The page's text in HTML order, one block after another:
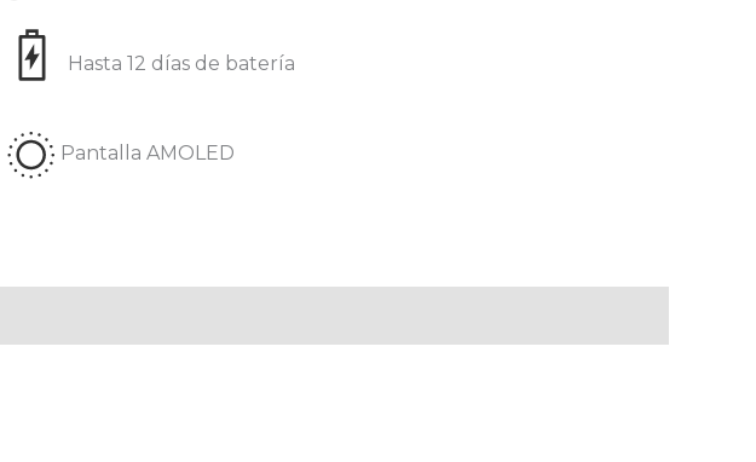
Hasta 12 días de batería
Pantalla AMOLED